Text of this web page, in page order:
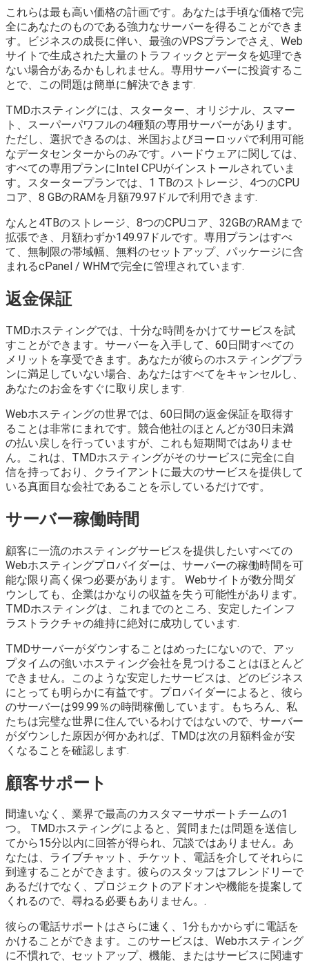
これらは最も高い価格の計画です。あなたは手頃な価格で完
全にあなたのものである強力なサーバーを得ることができま
す。ビジネスの成長に伴い、最強のVPSプランでさえ、Web
サイトで生成された大量のトラフィックとデータを処理でき
ない場合があるかもしれません。専用サーバーに投資するこ
とで、この問題は簡単に解決できます.
TMDホスティングには、スターター、オリジナル、スマー
ト、スーパーパワフルの4種類の専用サーバーがあります。
ただし、選択できるのは、米国およびヨーロッパで利用可能
なデータセンターからのみです。ハードウェアに関しては、
すべての専用プランにIntel CPUがインストールされていま
す。スタータープランでは、1 TBのストレージ、4つのCPU
コア、8 GBのRAMを月額79.97ドルで利用できます.
なんと4TBのストレージ、8つのCPUコア、32GBのRAMまで
拡張でき、月額わずか149.97ドルです。専用プランはすべ
て、無制限の帯域幅、無料のセットアップ、パッケージに含
まれるcPanel / WHMで完全に管理されています.
返金保証
TMDホスティングでは、十分な時間をかけてサービスを試
すことができます。サーバーを入手して、60日間すべての
メリットを享受できます。あなたが彼らのホスティングプラ
ンに満足していない場合、あなたはすべてをキャンセルし、
あなたのお金をすぐに取り戻します.
Webホスティングの世界では、60日間の返金保証を取得す
ることは非常にまれです。競合他社のほとんどが30日未満
の払い戻しを行っていますが、これも短期間ではありませ
ん。これは、TMDホスティングがそのサービスに完全に自
信を持っており、クライアントに最大のサービスを提供して
いる真面目な会社であることを示しているだけです。
サーバー稼働時間
顧客に一流のホスティングサービスを提供したいすべての
Webホスティングプロバイダーは、サーバーの稼働時間を可
能な限り高く保つ必要があります。 Webサイトが数分間ダ
ウンしても、企業はかなりの収益を失う可能性があります。
TMDホスティングは、これまでのところ、安定したインフ
ラストラクチャの維持に絶対に成功しています.
TMDサーバーがダウンすることはめったにないので、アッ
プタイムの強いホスティング会社を見つけることはほとんど
できません。このような安定したサービスは、どのビジネス
にとっても明らかに有益です。プロバイダーによると、彼ら
のサーバーは99.99％の時間稼働しています。もちろん、私
たちは完璧な世界に住んでいるわけではないので、サーバー
がダウンした原因が何かあれば、TMDは次の月額料金が安
くなることを確認します.
顧客サポート
間違いなく、業界で最高のカスタマーサポートチームの1
つ。 TMDホスティングによると、質問または問題を送信し
てから15分以内に回答が得られ、冗談ではありません。あ
なたは、ライブチャット、チケット、電話を介してそれらに
到達することができます。彼らのスタッフはフレンドリーで
あるだけでなく、プロジェクトのアドオンや機能を提案して
くれるので、尋ねる必要もありません。.
彼らの電話サポートはさらに速く、1分もかからずに電話を
かけることができます。このサービスは、Webホスティング
に不慣れで、セットアップ、機能、またはサービスに関連す